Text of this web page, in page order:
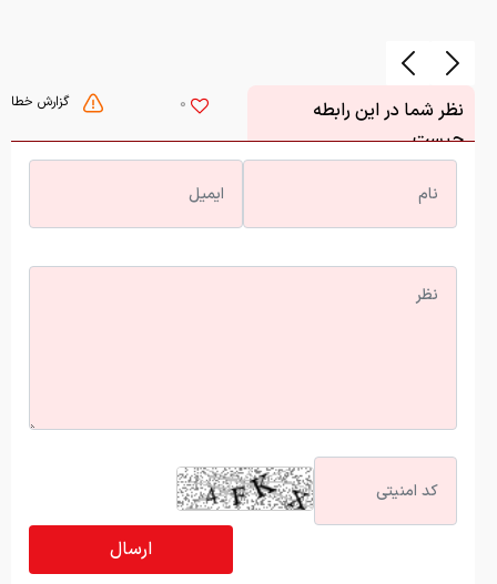
گزارش خطا 0
نظر شما در این رابطه
چیست